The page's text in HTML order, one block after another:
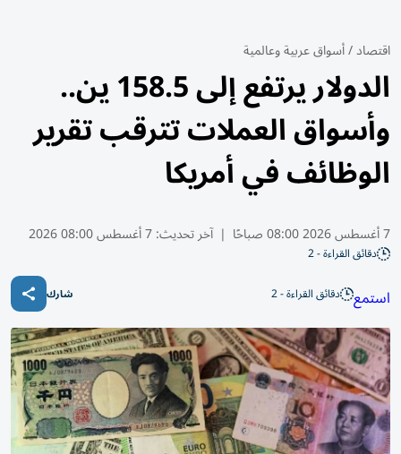
اقتصاد/أسواق عربية وعالمية
الدولار يرتفع إلى 158.5 ين..
وأسواق العملات تترقب تقرير
الوظائف في أمريكا
7 أغسطس 2026 08:00 صباحًا | آخر تحديث:7 أغسطس 08:00 2026
دقائق القراءة - 2
استمع دقائق القراءة - 2 شارك